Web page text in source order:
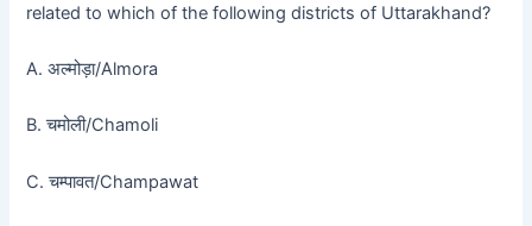
related to which of the following districts of Uttarakhand?
A. अल्मोड़ा/Almora
B. चमोली/Chamoli
C. चम्पावत/Champawat